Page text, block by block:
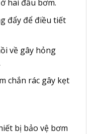
hai đầu bơm.
đẩy để điều tiết
về gây hỏng
chắn rác gây kẹt
bị bảo vệ bơm